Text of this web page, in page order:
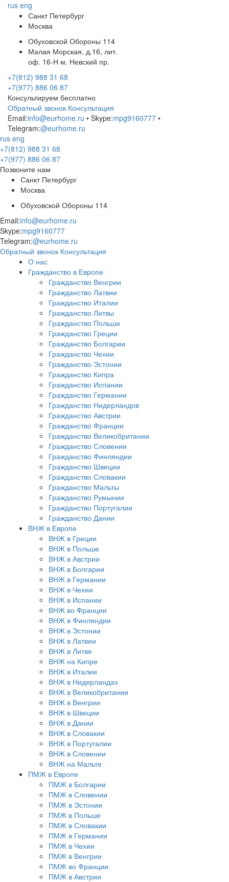
rus eng
Санкт Петербург
Москва
Обуховской Обороны 114
Малая Морская, д.16, лит.
оф. 16-Н м. Невский пр.
+7(812) 988 31 68
+7(977) 886 06 87
Консультируем бесплатно
Обратный звонок Консультация
Email:info@eurhome.ru • Skype:mpg9160777 •
Telegram:@eurhome.ru
rus eng
+7(812) 988 31 68
+7(977) 886 06 87
Позвоните нам
Санкт Петербург
Москва
Обуховской Обороны 114
Email:info@eurhome.ru
Skype:mpg9160777
Telegram:@eurhome.ru
Обратный звонок Консультация
О нас
Гражданство в Европе
Гражданство Венгрии
Гражданство Латвии
Гражданство Италии
Гражданство Литвы
Гражданство Польши
Гражданство Греции
Гражданство Болгарии
Гражданство Чехии
Гражданство Эстонии
Гражданство Кипра
Гражданство Испании
Гражданство Германии
Гражданство Нидерландов
Гражданство Австрии
Гражданство Франции
Гражданство Великобритании
Гражданство Словении
Гражданство Финляндии
Гражданство Швеции
Гражданство Словакии
Гражданство Мальты
Гражданство Румынии
Гражданство Португалии
Гражданство Дании
ВНЖ в Европе
ВНЖ в Греции
ВНЖ в Польше
ВНЖ в Австрии
ВНЖ в Болгарии
ВНЖ в Германии
ВНЖ в Чехии
ВНЖ в Испании
ВНЖ во Франции
ВНЖ в Финляндии
ВНЖ в Эстонии
ВНЖ в Латвии
ВНЖ в Литве
ВНЖ на Кипре
ВНЖ в Италии
ВНЖ в Нидерландах
ВНЖ в Великобритании
ВНЖ в Венгрии
ВНЖ в Швеции
ВНЖ в Дании
ВНЖ в Словакии
ВНЖ в Португалии
ВНЖ в Словении
ВНЖ на Мальте
ПМЖ в Европе
ПМЖ в Болгарии
ПМЖ в Словении
ПМЖ в Эстонии
ПМЖ в Польше
ПМЖ в Словакии
ПМЖ в Германии
ПМЖ в Чехии
ПМЖ в Венгрии
ПМЖ во Франции
ПМЖ в Австрии